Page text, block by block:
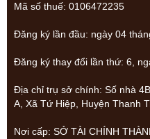
Mã số thuế: 0106472235
Đăng ký lần đầu: ngày 04
Đăng ký thay đổi lần thứ: 6,
Địa chỉ trụ sở chính: Số nhà
A, Xã Tứ Hiệp, Huyện Thanh
Nơi cấp: SỞ TÀI CHÍNH